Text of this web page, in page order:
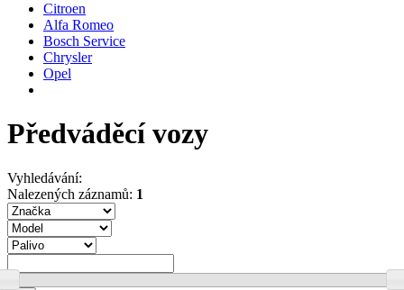
Citroen
Alfa Romeo
Bosch Service
Chrysler
Opel
Předváděcí vozy
Vyhledávání:
Nalezených záznamů: 1